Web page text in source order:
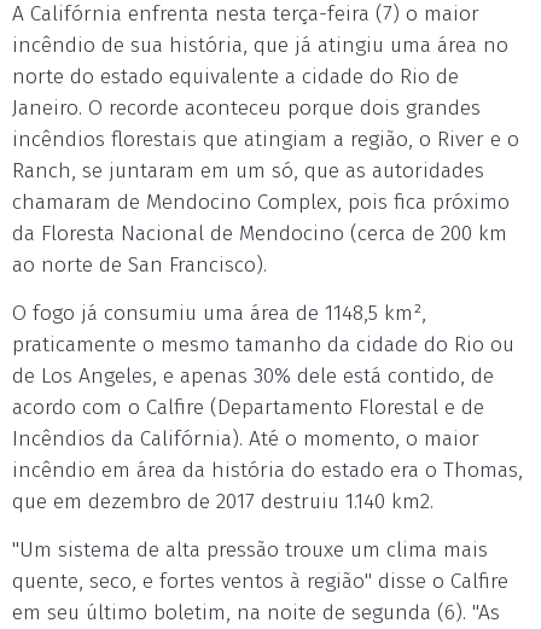
A Califórnia enfrenta nesta terça-feira (7) o maior
incêndio de sua história, que já atingiu uma área no
norte do estado equivalente a cidade do Rio de
Janeiro. O recorde aconteceu porque dois grandes
incêndios florestais que atingiam a região, o River e o
Ranch, se juntaram em um só, que as autoridades
chamaram de Mendocino Complex, pois fica próximo
da Floresta Nacional de Mendocino (cerca de 200 km
ao norte de San Francisco).
O fogo já consumiu uma área de 1148,5 km²,
praticamente o mesmo tamanho da cidade do Rio ou
de Los Angeles, e apenas 30% dele está contido, de
acordo com o Calfire (Departamento Florestal e de
Incêndios da Califórnia). Até o momento, o maior
incêndio em área da história do estado era o Thomas,
que em dezembro de 2017 destruiu 1.140 km2.
"Um sistema de alta pressão trouxe um clima mais
quente, seco, e fortes ventos à região" disse o Calfire
em seu último boletim, na noite de segunda (6). "As